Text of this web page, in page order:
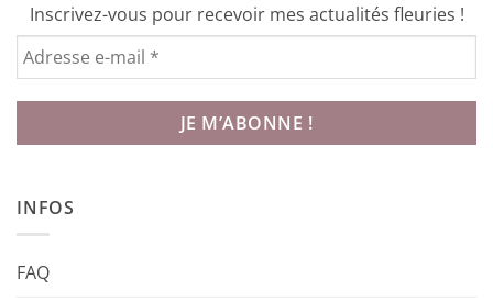
Inscrivez-vous pour recevoir mes actualités fleuries !
INFOS
FAQ